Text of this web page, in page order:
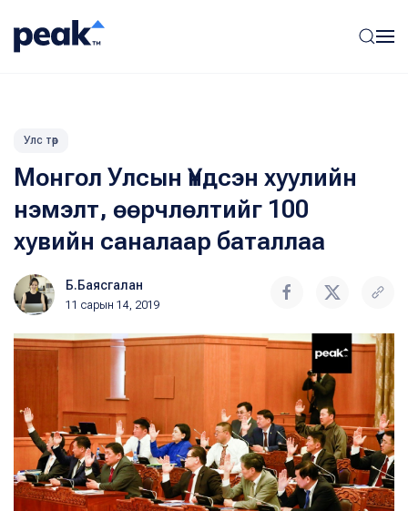
Улс төр
Монгол Улсын Үндсэн хуулийн
нэмэлт, өөрчлөлтийг 100
хувийн саналаар баталлаа
Б.Баясгалан
11 сарын 14, 2019